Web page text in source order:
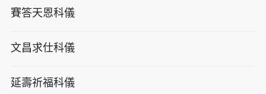
賽答天恩科儀
文昌求仕科儀
延壽祈福科儀